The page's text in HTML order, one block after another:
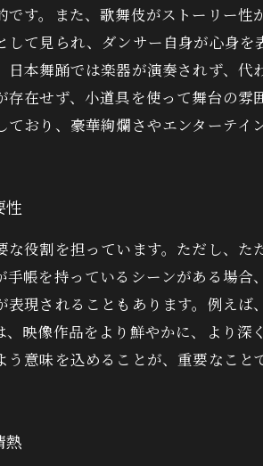
です。また、歌舞伎がストーリー
して見られ、ダンサー自身が心身
本舞踊では楽器が演奏されず、
存在せず、小道具を使って舞台の
おり、豪華絢爛さやエンターテ
性
な役割を担っています。ただし、
手帳を持っているシーンがある場
現されることもあります。例え
映像作品をより鮮やかに、より
意味を込めることが、重要なこと
熱